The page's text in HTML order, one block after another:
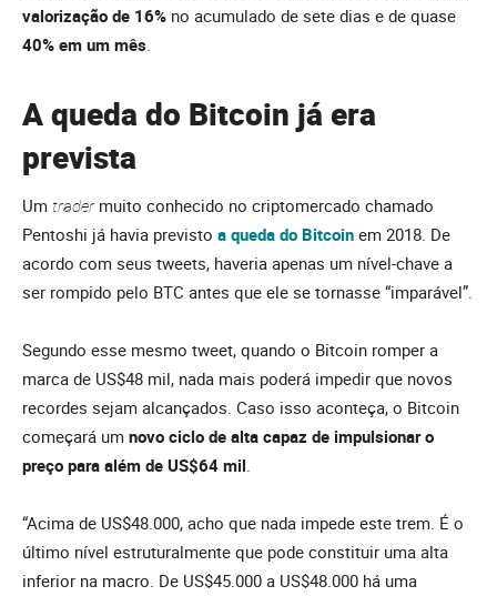
valorização de 16% no acumulado de sete dias e de quase
40% em um mês
A queda do Bitcoin já era
prevista
Um tradermuito conhecido no criptomercado chamado
Pentoshi já havia previsto a queda do Bitcoin em 2018. De
acordo com seus tweets, haveria apenas um nível-chave a
ser rompido pelo BTC antes que ele se tornasse “imparável”.
Segundo esse mesmo tweet, quando o Bitcoin romper a
marca de US$48 mil, nada mais poderá impedir que novos
recordes sejam alcançados. Caso isso aconteça, o Bitcoin
começará um novo ciclo de alta capaz de impulsionar o
preço para além de US$64 mil
“Acima de US$48.000, acho que nada impede este trem. É o
último nível estruturalmente que pode constituir uma alta
inferior na macro. De US$45.000 a US$48.000 há uma